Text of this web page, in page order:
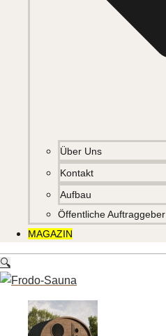
Über Uns
Kontakt
Aufbau
Öffentliche Auftraggeber
MAGAZIN
🔍